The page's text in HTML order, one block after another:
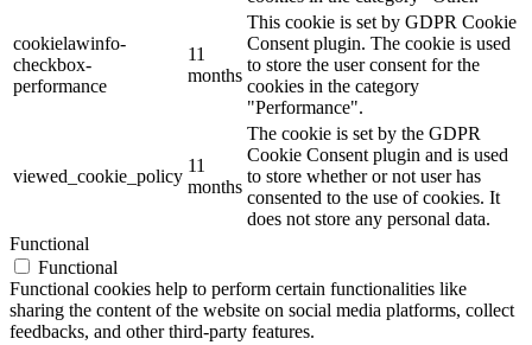
cookielawinfo-
checkbox-
performance
11
months
This cookie is set by GDPR Cookie
Consent plugin. The cookie is used
to store the user consent for the
cookies in the category
"Performance".
viewed_cookie_policy
11
months
The cookie is set by the GDPR
Cookie Consent plugin and is used
to store whether or not user has
consented to the use of cookies. It
does not store any personal data.
Functional
Functional
Functional cookies help to perform certain functionalities like
sharing the content of the website on social media platforms, collect
feedbacks, and other third-party features.